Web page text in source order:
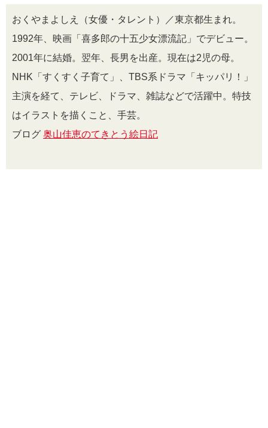
おくやまよしえ（女優・タレント）／東京都生まれ。
1992年、映画「喜多郎の十五少女漂流記」でデビュー。
2001年に結婚。翌年、長男を出産。現在は2児の母。
NHK「すくすく子育て」、TBS系ドラマ「キッパリ！」
主演を経て、テレビ、ドラマ、雑誌などで活躍中。特技
はイラストを描くこと、手芸。
ブログ 奥山佳恵のてきとう絵日記